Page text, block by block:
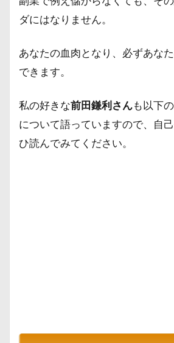
ダにはなりません。
あなたの血肉となり、必ずあな
できます。
私の好きな前田鎌利さんも以下
について語っていますので、自
ひ読んでみてください。